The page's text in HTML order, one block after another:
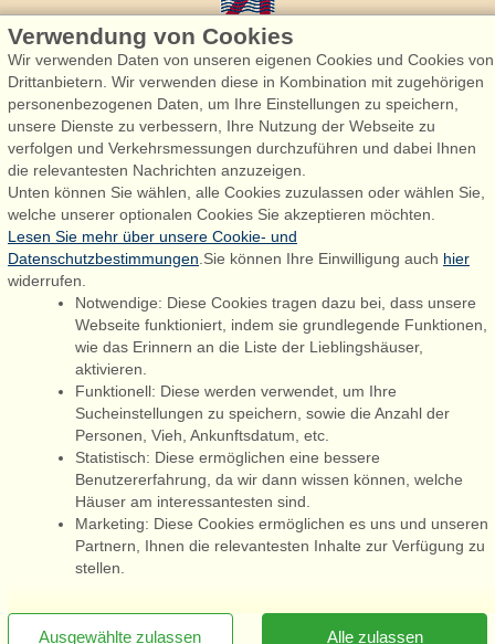
Admiral Strand Feriehuse, Lønne
Houstrupvej 170, Lønne
6830 Nørre Nebel
booking@admiralstrand.com
+45 70 60 87 78
Følg os på: Facebook
Admiral Strand Feriehuse ApS | CVR 27 23 39 10 |
Newsletter jetzt abonnieren [x]
Sie sind hier: Sønderho, Fanø, Dänemark, Ferienhaus 44917, 12
Verwendung von Cookies
Wir verwenden Daten von unseren eigenen Cookies und Cookies von
Drittanbietern. Wir verwenden diese in Kombination mit zugehörigen
personenbezogenen Daten, um Ihre Einstellungen zu speichern,
unsere Dienste zu verbessern, Ihre Nutzung der Webseite zu
verfolgen und Verkehrsmessungen durchzuführen und dabei Ihnen
die relevantesten Nachrichten anzuzeigen.
Unten können Sie wählen, alle Cookies zuzulassen oder wählen Sie,
welche unserer optionalen Cookies Sie akzeptieren möchten.
Lesen Sie mehr über unsere Cookie- und
Datenschutzbestimmungen .Sie können Ihre Einwilligung auch hier
widerrufen.
Notwendige: Diese Cookies tragen dazu bei, dass unsere
Webseite funktioniert, indem sie grundlegende Funktionen,
wie das Erinnern an die Liste der Lieblingshäuser,
aktivieren.
Funktionell: Diese werden verwendet, um Ihre
Sucheinstellungen zu speichern, sowie die Anzahl der
Personen, Vieh, Ankunftsdatum, etc.
Statistisch: Diese ermöglichen eine bessere
Benutzererfahrung, da wir dann wissen können, welche
Häuser am interessantesten sind.
Marketing: Diese Cookies ermöglichen es uns und unseren
Partnern, Ihnen die relevantesten Inhalte zur Verfügung zu
stellen.
Alle zulassen
Ausgewählte zulassen